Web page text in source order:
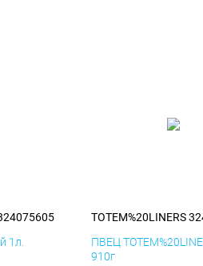
1л.
TOTEM%20LINERS
ПВЕЦ
910г